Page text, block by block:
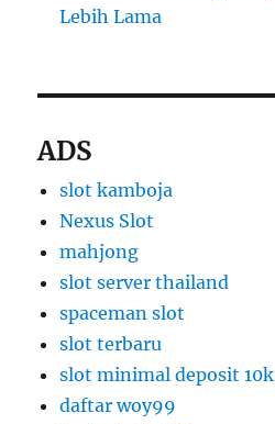
Lebih Lama
ADS
slot kamboja
Nexus Slot
mahjong
slot server thailand
spaceman slot
slot terbaru
slot minimal deposit 10k
daftar woy99